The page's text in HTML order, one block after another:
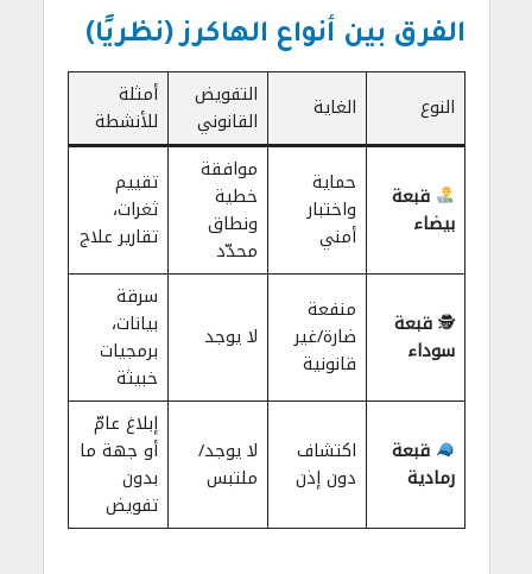
الفرق بين أنواع الهاكرز (نظريًا)
النوع الغاية
التفويض
القانوني
أمثلة
للأنشطة
قبعة
بيضاء
حماية
واختبار
أمني
موافقة
خطية
ونطاق
محدّد
تقييم
ثغرات،
تقارير علاج
🕵️قبعة
سوداء
منفعة
ضارة/غير
قانونية
لا يوجد
سرقة
بيانات،
برمجيات
خبيثة
قبعة
رمادية
اكتشاف
دون إذن
لا يوجد/
ملتبس
إبلاغ عامّ
أو جهة ما
بدون
تفويض